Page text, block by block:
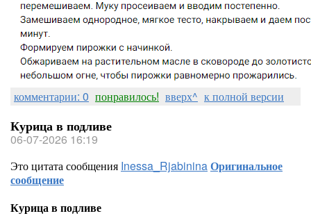
комментарии: 0 понравилось! вверх^ к полной версии
Курица в подливе
06-07-2026 16:19
Это цитата сообщения Inessa_RjabininaОригинальное
сообщение
Курица в подливе